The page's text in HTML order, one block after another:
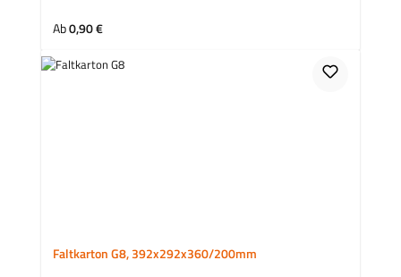
Regulärer Preis:
Ab0,90 €
Faltkarton G8, 392x292x360/200mm